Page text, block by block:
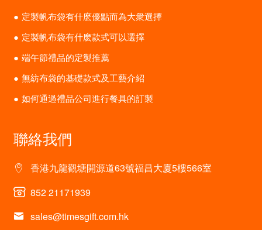
定製帆布袋有什麽優點而為大衆選擇
定製帆布袋有什麽款式可以選擇
端午節禮品的定製推薦
無紡布袋的基礎款式及工藝介紹
如何通過禮品公司進行餐具的訂製
聯絡我們
香港九龍觀塘開源道63號福昌大廈5樓566室
852 21171939
sales@timesgift.com.hk